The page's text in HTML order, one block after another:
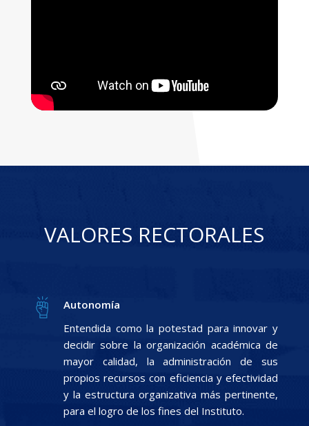
VALORES RECTORALES
Autonomía
Entendida como la potestad para innovar y
decidir sobre la organización académica de
mayor calidad, la administración de sus
propios recursos con eficiencia y efectividad
y la estructura organizativa más pertinente,
para el logro de los fines del Instituto.